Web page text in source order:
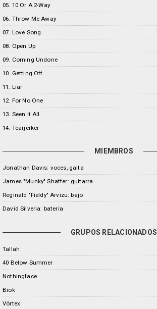
05. 10 Or A 2-Way
06. Throw Me Away
07. Love Song
08. Open Up
09. Coming Undone
10. Getting Off
11. Liar
12. For No One
13. Seen It All
14. Tearjerker
MIEMBROS
Jonathan Davis: voces, gaita
James "Munky" Shaffer: guitarra
Reginald "Fieldy" Arvizu: bajo
David Silveria: batería
GRUPOS RELACIONADOS
Tallah
40 Below Summer
Nothingface
Biok
Vörtex